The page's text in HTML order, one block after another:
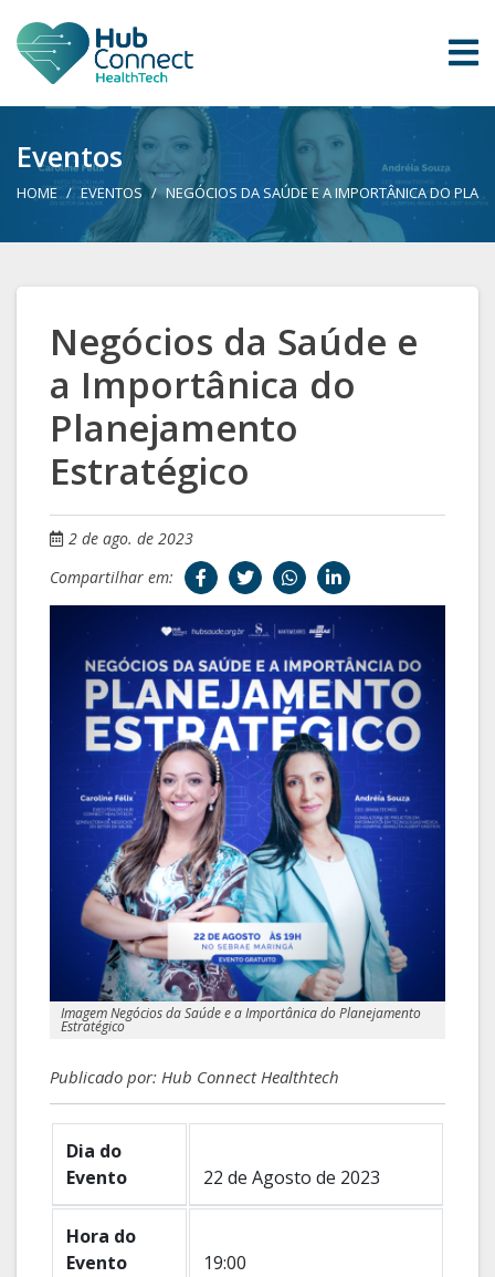
Eventos
HOME EVENTOS NEGÓCIOS DA SAÚDE E A IMPORTÂNICA DO
Negócios da Saúde e
a Importânica do
Planejamento
Estratégico
2 de ago. de 2023
Compartilhar em:
Imagem Negócios da Saúde e a Importânica do Planejamento
Estratégico
Publicado por: Hub Connect Healthtech
Dia do
Evento
22 de Agosto de 2023
Hora do
Evento
19:00